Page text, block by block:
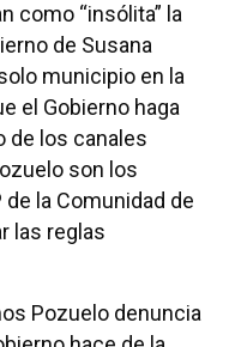
como “insólita” la
de Susana
municipio en la
el Gobierno haga
de los canales
son los
la Comunidad de
las reglas
Pozuelo denuncia